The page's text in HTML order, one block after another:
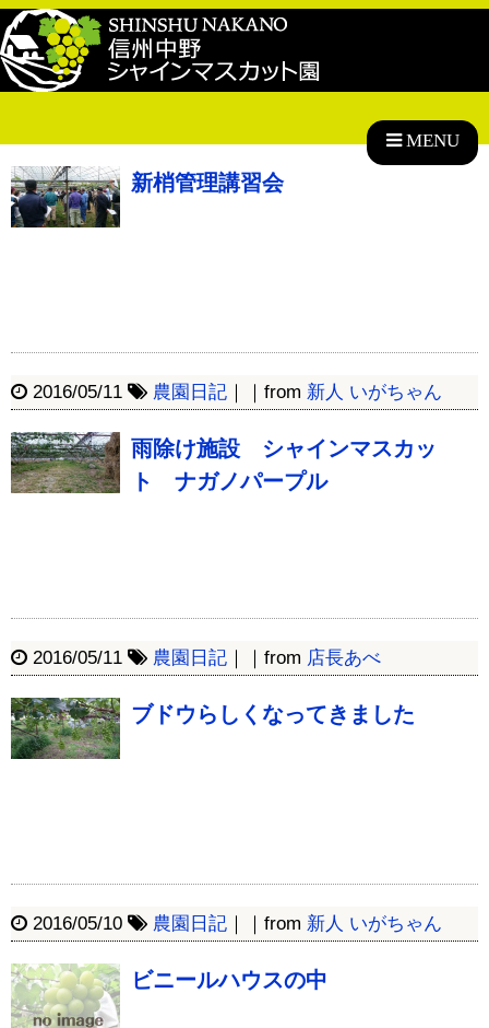
MENU
新梢管理講習会
2016/05/11 農園日記 ｜｜from 新人 いがちゃん
雨除け施設 シャインマスカッ
ト ナガノパープル
2016/05/11 農園日記 ｜｜from 店長あべ
ブドウらしくなってきました
2016/05/10 農園日記 ｜｜from 新人 いがちゃん
ビニールハウスの中